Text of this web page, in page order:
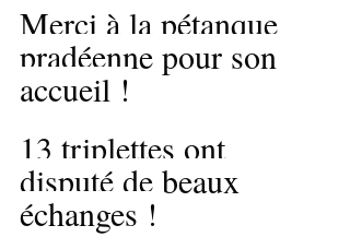
Merci à la pétanque
pradéenne pour son
accueil !
13 triplettes ont
disputé de beaux
échanges !